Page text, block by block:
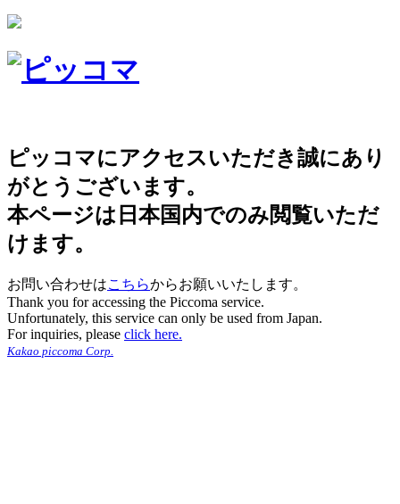
ピッコマにアクセスいただき誠にあり
がとうございます。
本ページは日本国内でのみ閲覧いただ
けます。
お問い合わせはこちらからお願いいたします。
Thank you for accessing the Piccoma service.
Unfortunately, this service can only be used from Japan.
For inquiries, please click here.
Kakao piccoma Corp.